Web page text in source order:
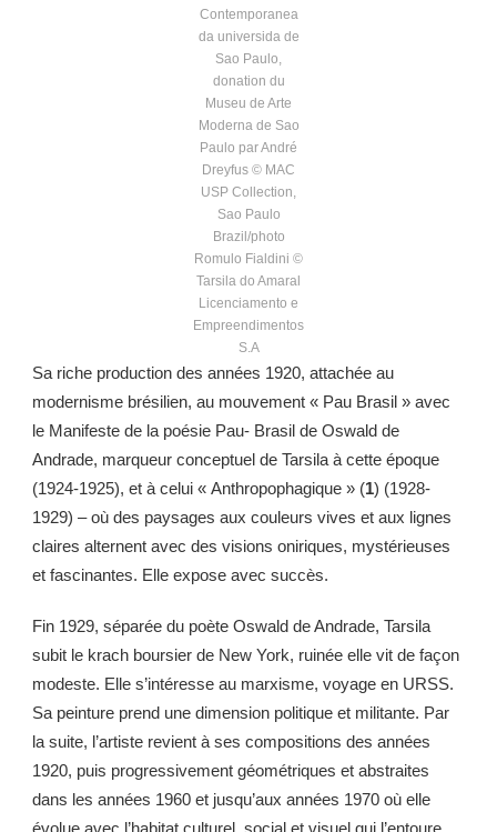
Contemporanea
da universida de
Sao Paulo,
donation du
Museu de Arte
Moderna de Sao
Paulo par André
Dreyfus © MAC
USP Collection,
Sao Paulo
Brazil/photo
Romulo Fialdini ©
Tarsila do Amaral
Licenciamento e
Empreendimentos
S.A
Sa riche production des années 1920, attachée au
modernisme brésilien, au mouvement « Pau Brasil » avec
le Manifeste de la poésie Pau- Brasil de Oswald de
Andrade, marqueur conceptuel de Tarsila à cette époque
(1924-1925), et à celui « Anthropophagique » (1) (1928-
1929) – où des paysages aux couleurs vives et aux lignes
claires alternent avec des visions oniriques, mystérieuses
et fascinantes. Elle expose avec succès.
Fin 1929, séparée du poète Oswald de Andrade, Tarsila
subit le krach boursier de New York, ruinée elle vit de façon
modeste. Elle s’intéresse au marxisme, voyage en URSS.
Sa peinture prend une dimension politique et militante. Par
la suite, l’artiste revient à ses compositions des années
1920, puis progressivement géométriques et abstraites
dans les années 1960 et jusqu’aux années 1970 où elle
évolue avec l’habitat culturel, social et visuel qui l’entoure.